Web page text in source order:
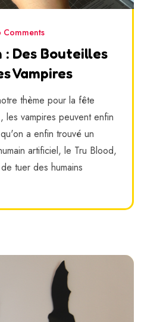
Comments
: Des Bouteilles
Vampires
thème pour la fête
vampires peuvent enfin
a enfin trouvé un
artificiel, le Tru Blood,
tuer des humains